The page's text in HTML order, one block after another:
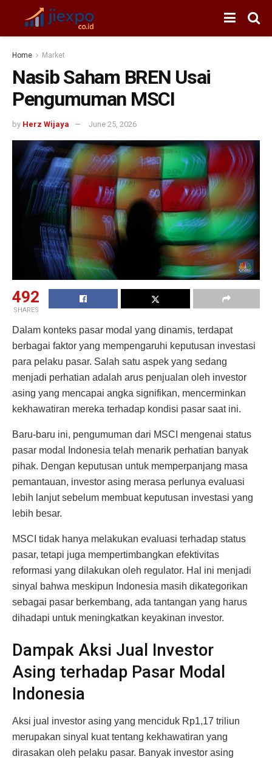
Home Market
Nasib Saham BREN Usai
Pengumuman MSCI
by Herz Wijaya June 25, 2026
492
SHARES
Dalam konteks pasar modal yang dinamis, terdapat
berbagai faktor yang mempengaruhi keputusan investasi
para pelaku pasar. Salah satu aspek yang sedang
menjadi perhatian adalah arus penjualan oleh investor
asing yang mencapai angka signifikan, mencerminkan
kekhawatiran mereka terhadap kondisi pasar saat ini.
Baru-baru ini, pengumuman dari MSCI mengenai status
pasar modal Indonesia telah menarik perhatian banyak
pihak. Dengan keputusan untuk memperpanjang masa
pemantauan, investor asing merasa perlunya evaluasi
lebih lanjut sebelum membuat keputusan investasi yang
lebih besar.
MSCI tidak hanya melakukan evaluasi terhadap status
pasar, tetapi juga mempertimbangkan efektivitas
reformasi yang dilakukan oleh regulator. Hal ini menjadi
sinyal bahwa meskipun Indonesia masih dikategorikan
sebagai pasar berkembang, ada tantangan yang harus
dihadapi untuk meningkatkan keyakinan investor.
Dampak Aksi Jual Investor
Asing terhadap Pasar Modal
Indonesia
Aksi jual investor asing yang menciduk Rp1,17 triliun
merupakan sinyal kuat tentang kekhawatiran yang
dirasakan oleh pelaku pasar. Banyak investor asing